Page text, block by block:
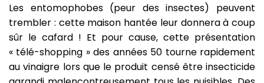
Les entomophobes (peur des insectes) peuvent
trembler : cette maison hantée leur donnera à coup
sûr le cafard ! Et pour cause, cette présentation
« télé-shopping » des années 50 tourne rapidement
au vinaigre lors que le produit censé être insecticide